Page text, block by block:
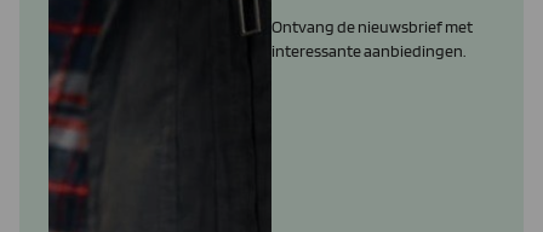
Ontvang de nieuwsbrief met
interessante aanbiedingen.